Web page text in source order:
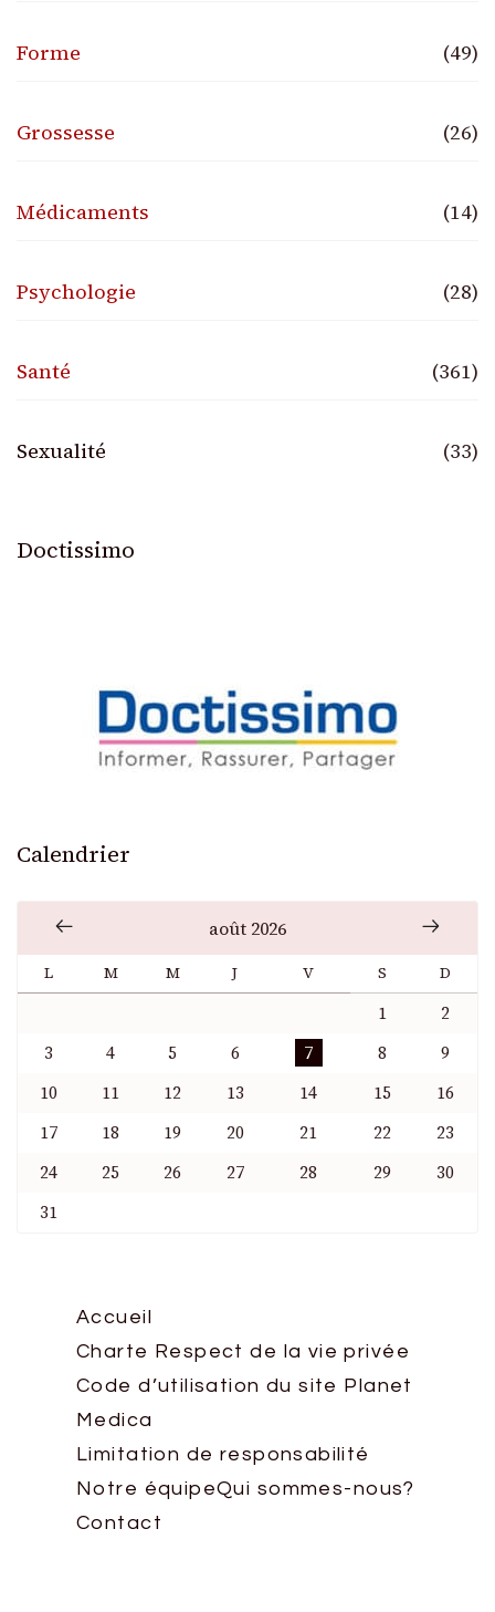
Forme (49)
Grossesse (26)
Médicaments (14)
Psychologie (28)
Santé (361)
Sexualité (33)
Doctissimo
Calendrier
août 2026
L M M J V S D
1
2
3
4 5 6 7 8
9
10
11 12 13 14 15
16
17
18 19 20 21 22
23
24
25 26 27 28 29
30
31
Accueil
Charte Respect de la vie privée
Code d’utilisation du site Planet
Medica
Limitation de responsabilité
Notre équipeQui sommes-nous?
Contact